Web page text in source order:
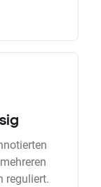
reguliert.